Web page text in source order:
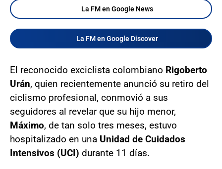
La FM en Google News
La FM en Google Discover
El reconocido exciclista colombiano Rigoberto
Urán, quien recientemente anunció su retiro del
ciclismo profesional, conmovió a sus
seguidores al revelar que su hijo menor,
Máximo, de tan solo tres meses, estuvo
hospitalizado en una Unidad de Cuidados
Intensivos (UCI) durante 11 días.